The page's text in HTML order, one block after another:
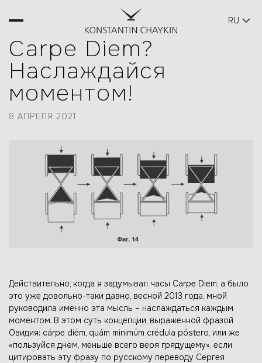
RU
Carpe Diem?
Наслаждайся
моментом!
8 АПРЕЛЯ 2021
Действительно, когда я задумывал часы Carpe Diem, а было
это уже довольно-таки давно, весной 2013 года, мной
руководила именно эта мысль – наслаждаться каждым
моментом. В этом суть концепции, выраженной фразой
Овидия: cárpe diém, quám minimúm crédula póstero, или же
«пользуйся днём, меньше всего веря грядущему», если
цитировать эту фразу по русскому переводу Сергея